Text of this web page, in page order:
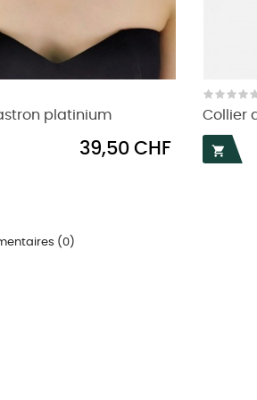
platinium
Prix
39,50 CHF
Collier

(0)